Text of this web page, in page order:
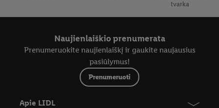
tvarka
Naujienlaiškio prenumerata
Prenumeruokite naujienlaiškį ir gaukite naujausius
pasiūlymus!
Prenumeruoti
Apie LIDL